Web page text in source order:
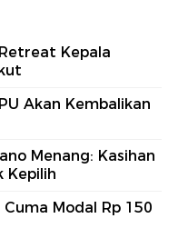
Kepala
Akan Kembalikan
Menang: Kasihan
Kepilih
Modal Rp 150